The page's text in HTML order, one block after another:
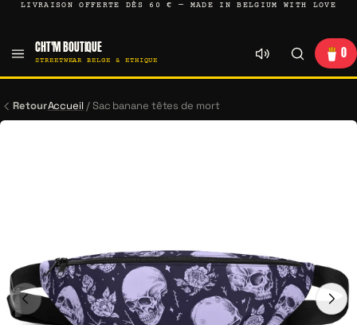
LIVRAISON OFFERTE DÈS 60 € — MADE IN BELGIUM WITH LOVE
CHT'M BOUTIQUE
STREETWEAR BELGE & ETHIQUE 0
RetourAccueil/Sac banane têtes de mort